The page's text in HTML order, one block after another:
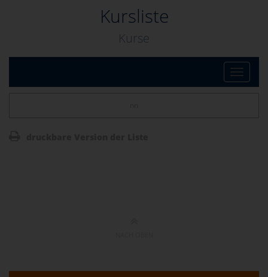
Kursliste
Kurse
Toggle